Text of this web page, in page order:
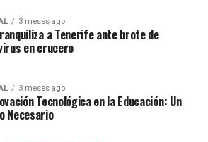
3 meses ago
a Tenerife ante brote de
en crucero
3 meses ago
Tecnológica en la Educación: Un
Necesario